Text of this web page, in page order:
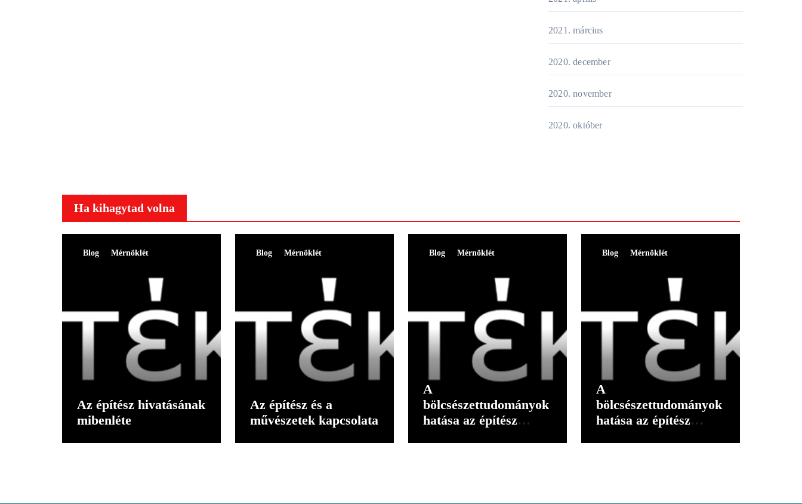
2021. március
2020. december
2020. november
2020. október
Ha kihagytad volna
Blog Mérnöklét
Az építész hivatásának
mibenléte
Blog Mérnöklét
Az építész és a
művészetek kapcsolata
Blog Mérnöklét
A
bölcsészettudományok
hatása az építész
Blog Mérnöklét
A
bölcsészettudományok
hatása az építész